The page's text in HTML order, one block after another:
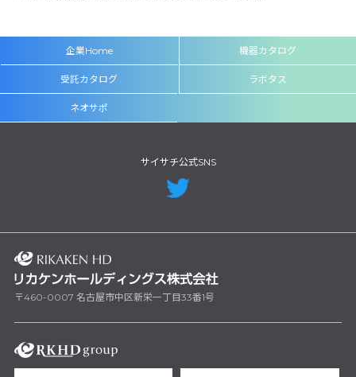
企業Home 機器カタログ
受託カタログ ラボタス
ネオサポ
サイサチ公式SNS
〒460-0007 名古屋市中区新栄一丁目33番1号